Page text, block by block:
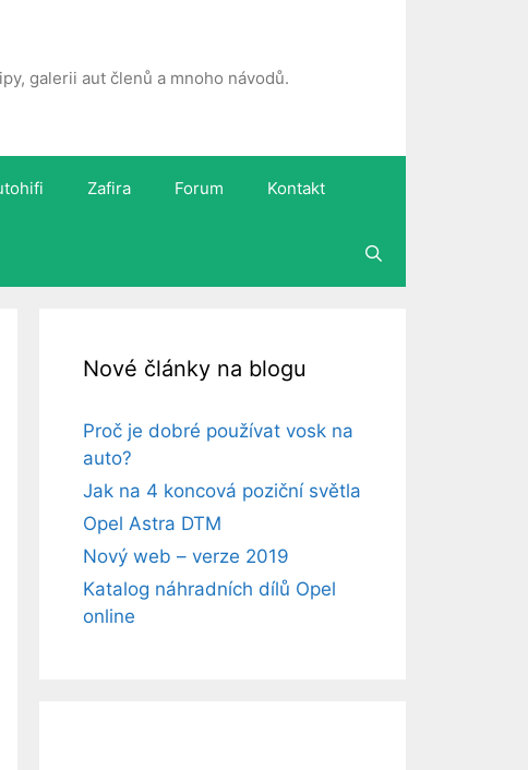
galerii aut členů a mnoho návodů.
Zafira Forum Kontakt
Nové články na blogu
Proč je dobré používat vosk na
auto?
Jak na 4 koncová poziční světla
Opel Astra DTM
Nový web – verze 2019
Katalog náhradních dílů Opel
online